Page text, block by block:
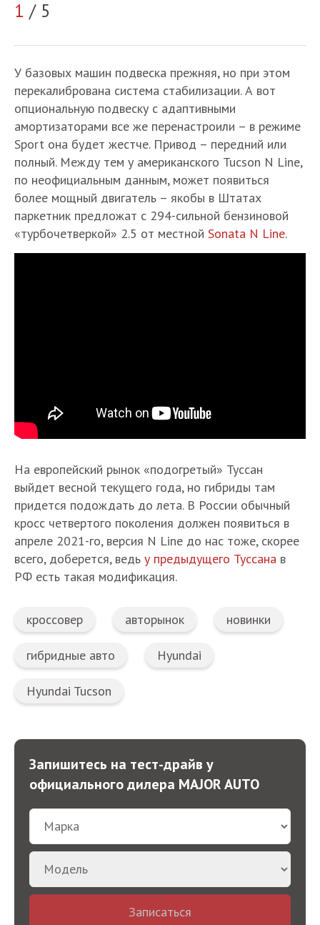
1 / 5
У базовых машин подвеска прежняя, но при этом
перекалибрована система стабилизации. А вот
опциональную подвеску с адаптивными
амортизаторами все же перенастроили – в режиме
Sport она будет жестче. Привод – передний или
полный. Между тем у американского Tucson N Line,
по неофициальным данным, может появиться
более мощный двигатель – якобы в Штатах
паркетник предложат с 294-сильной бензиновой
«турбочетверкой» 2.5 от местной Sonata N Line.
На европейский рынок «подогретый» Туссан
выйдет весной текущего года, но гибриды там
придется подождать до лета. В России обычный
кросс четвертого поколения должен появиться в
апреле 2021-го, версия N Line до нас тоже, скорее
всего, доберется, ведь у предыдущего Туссана в
РФ есть такая модификация.
кроссовер авторынок новинки
гибридные авто Hyundai
Hyundai Tucson
Запишитесь на тест-драйв у
официального дилера MAJOR AUTO
Записаться